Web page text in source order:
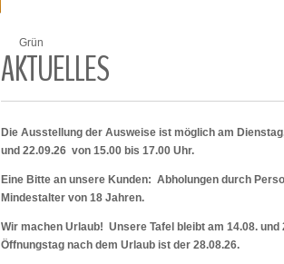
Grün
AKTUELLES
Die Ausstellung der Ausweise ist möglich am
und 22.09.26 von 15.00 bis 17.00 Uhr.
Eine Bitte an unsere Kunden: Abholungen durch
Mindestalter von 18 Jahren.
Wir machen Urlaub! Unsere Tafel bleibt am 14.08.
Öffnungstag nach dem Urlaub ist der 28.08.26.